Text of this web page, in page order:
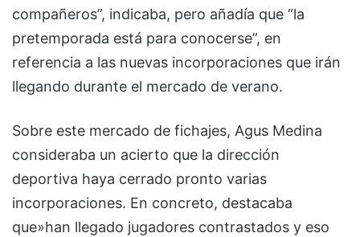
compañeros”, indicaba, pero añadía que “la
pretemporada está para conocerse”, en
referencia a las nuevas incorporaciones que irán
llegando durante el mercado de verano.
Sobre este mercado de fichajes, Agus Medina
consideraba un acierto que la dirección
deportiva haya cerrado pronto varias
incorporaciones. En concreto, destacaba
que»han llegado jugadores contrastados y eso